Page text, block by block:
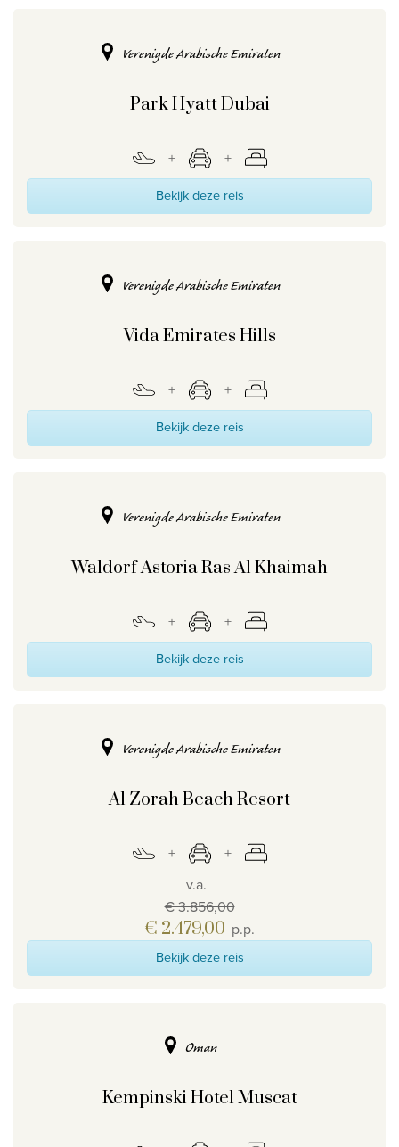
Verenigde Arabische Emiraten
Park Hyatt Dubai
Bekijk deze reis
Verenigde Arabische Emiraten
Vida Emirates Hills
Bekijk deze reis
Verenigde Arabische Emiraten
Waldorf Astoria Ras Al Khaimah
Bekijk deze reis
Verenigde Arabische Emiraten
Al Zorah Beach Resort
v.a.
€ 3.856,00
€ 2.479,00 p.p.
Bekijk deze reis
Oman
Kempinski Hotel Muscat